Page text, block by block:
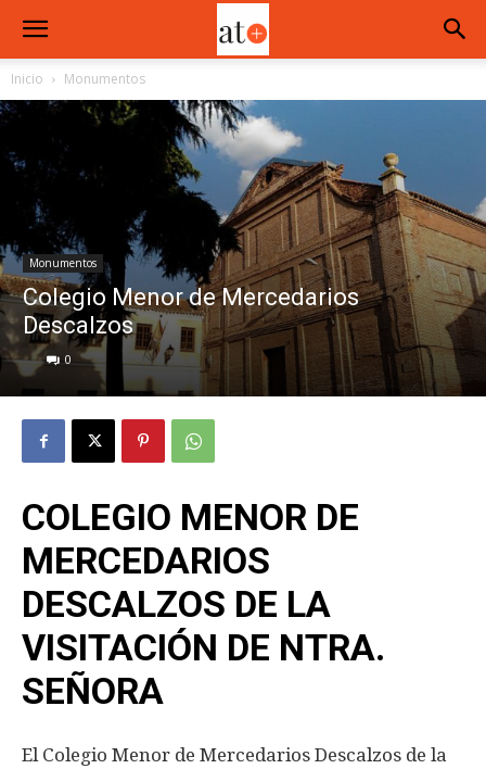
Inicio Monumentos
Monumentos
Colegio Menor de Mercedarios
Descalzos
0
COLEGIO MENOR DE
MERCEDARIOS
DESCALZOS DE LA
VISITACIÓN DE NTRA.
SEÑORA
El Colegio Menor de Mercedarios Descalzos de la